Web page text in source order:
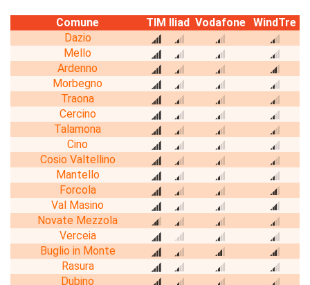
Comune TIM Iliad Vodafone
WindTre
Dazio
Mello
Ardenno
Morbegno
Traona
Cercino
Talamona
Cino
Cosio Valtellino
Mantello
Forcola
Val Masino
Novate Mezzola
Verceia
Buglio in Monte
Rasura
Dubino